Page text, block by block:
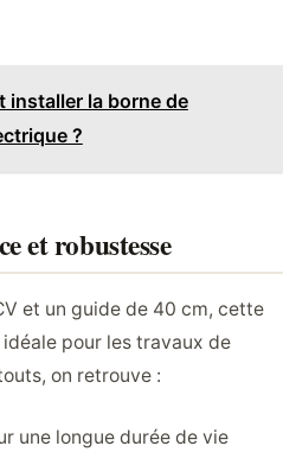
installer la borne de
?
et robustesse
et un guide de 40 cm, cette
pour les travaux de
on retrouve :
une longue durée de vie